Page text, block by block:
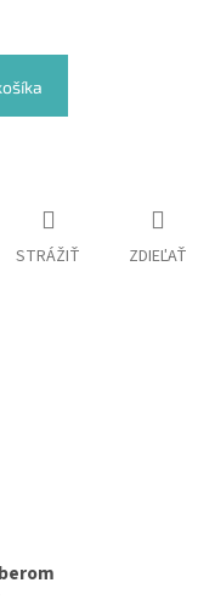
STRÁŽIŤ ZDIEĽAŤ